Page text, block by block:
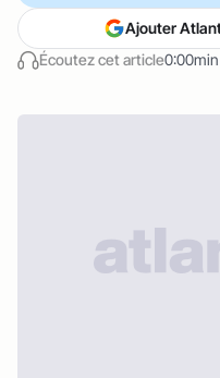
Écoutez cet article0:00min
Ajouter